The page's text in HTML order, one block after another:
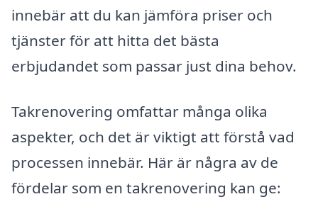
innebär att du kan jämföra priser och
tjänster för att hitta det bästa
erbjudandet som passar just dina behov.
Takrenovering omfattar många olika
aspekter, och det är viktigt att förstå vad
processen innebär. Här är några av de
fördelar som en takrenovering kan ge: